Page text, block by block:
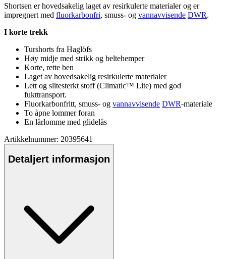
Shortsen er hovedsakelig laget av resirkulerte materialer og er
impregnert med fluorkarbonfri, smuss- og vannavvisende DWR.
I korte trekk
Turshorts fra Haglöfs
Høy midje med strikk og beltehemper
Korte, rette ben
Laget av hovedsakelig resirkulerte materialer
Lett og slitesterkt stoff (Climatic™ Lite) med god
fukttransport.
Fluorkarbonfritt, smuss- og vannavvisende DWR-materiale
To åpne lommer foran
En lårlomme med glidelås
Artikkelnummer: 20395641
Detaljert informasjon